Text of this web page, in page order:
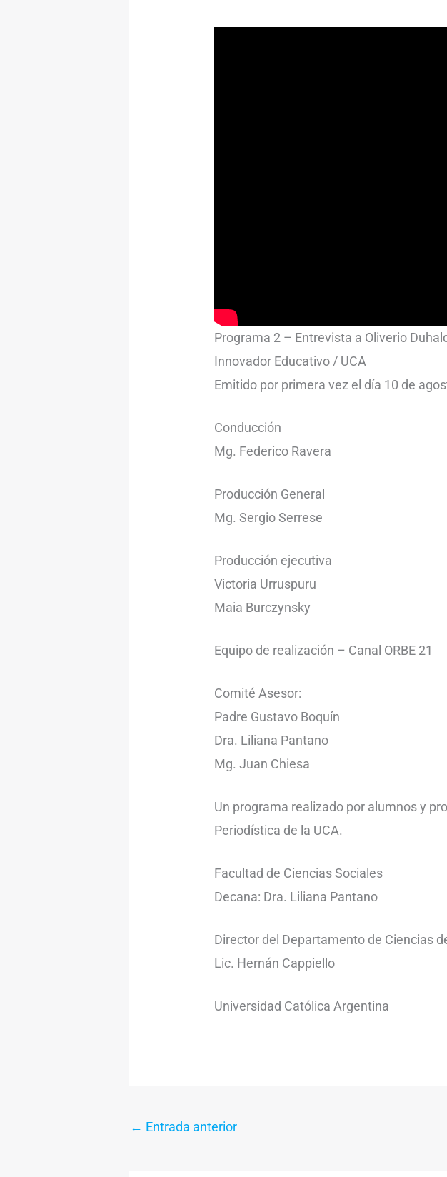
Programa 2 – Entrevista a Oliverio
Innovador Educativo / UCA
Emitido por primera vez el día 10 de
Conducción
Mg. Federico Ravera
Producción General
Mg. Sergio Serrese
Producción ejecutiva
Victoria Urruspuru
Maia Burczynsky
Equipo de realización – Canal ORBE 21
Comité Asesor:
Padre Gustavo Boquín
Dra. Liliana Pantano
Mg. Juan Chiesa
Un programa realizado por alumnos y
Periodística de la UCA.
Facultad de Ciencias Sociales
Decana: Dra. Liliana Pantano
Director del Departamento de Ciencias
Lic. Hernán Cappiello
Universidad Católica Argentina
← Entrada anterior